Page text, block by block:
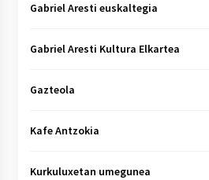
Gabriel Aresti euskaltegia
Gabriel Aresti Kultura Elkartea
Gazteola
Kafe Antzokia
Kurkuluxetan umegunea